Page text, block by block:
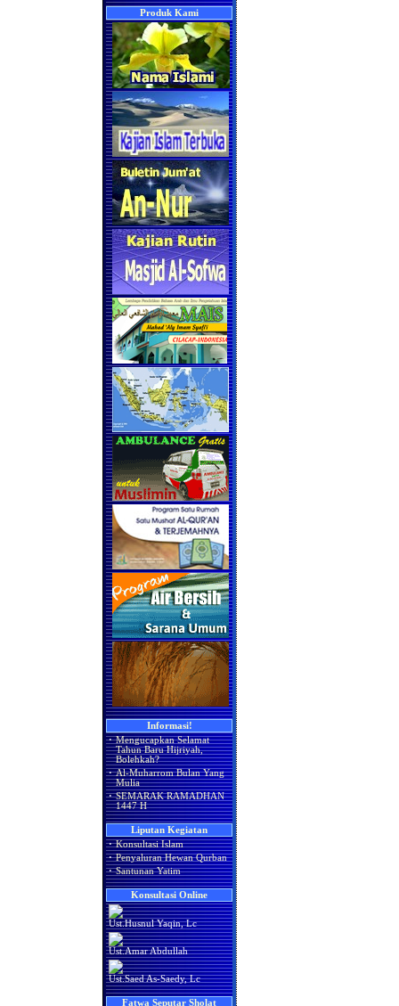
Produk Kami
Informasi!
· Mengucapkan Selamat
Tahun Baru Hijriyah,
Bolehkah?
· Al-Muharrom Bulan Yang
Mulia
· SEMARAK RAMADHAN
1447 H
Liputan Kegiatan
· Konsultasi Islam
· Penyaluran Hewan Qurban
· Santunan Yatim
Konsultasi Online
Ust.Husnul Yaqin, Lc
Ust.Amar Abdullah
Ust.Saed As-Saedy, Lc
Fatwa Seputar Sholat